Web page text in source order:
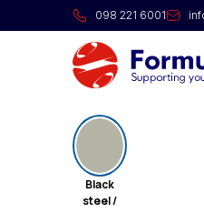
098 221 6001
Rotor
Rotor hoàn chỉnh
Dòng sản phẩm
Black
steel /